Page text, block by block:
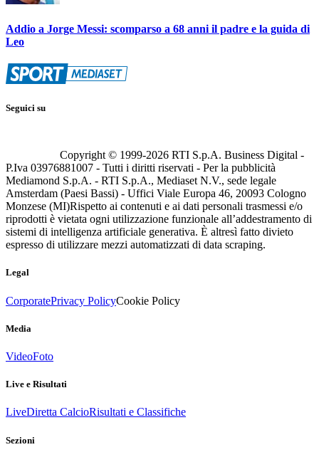
Addio a Jorge Messi: scomparso a 68 anni il padre e la guida di
Leo
Seguici su
Copyright © 1999-2026 RTI S.p.A. Business Digital -
P.Iva 03976881007 - Tutti i diritti riservati - Per la pubblicità
Mediamond S.p.A. - RTI S.p.A., Mediaset N.V., sede legale
Amsterdam (Paesi Bassi) - Uffici Viale Europa 46, 20093 Cologno
Monzese (MI)Rispetto ai contenuti e ai dati personali trasmessi e/o
riprodotti è vietata ogni utilizzazione funzionale all’addestramento di
sistemi di intelligenza artificiale generativa. È altresì fatto divieto
espresso di utilizzare mezzi automatizzati di data scraping.
Legal
CorporatePrivacy PolicyCookie Policy
Media
VideoFoto
Live e Risultati
LiveDiretta CalcioRisultati e Classifiche
Sezioni